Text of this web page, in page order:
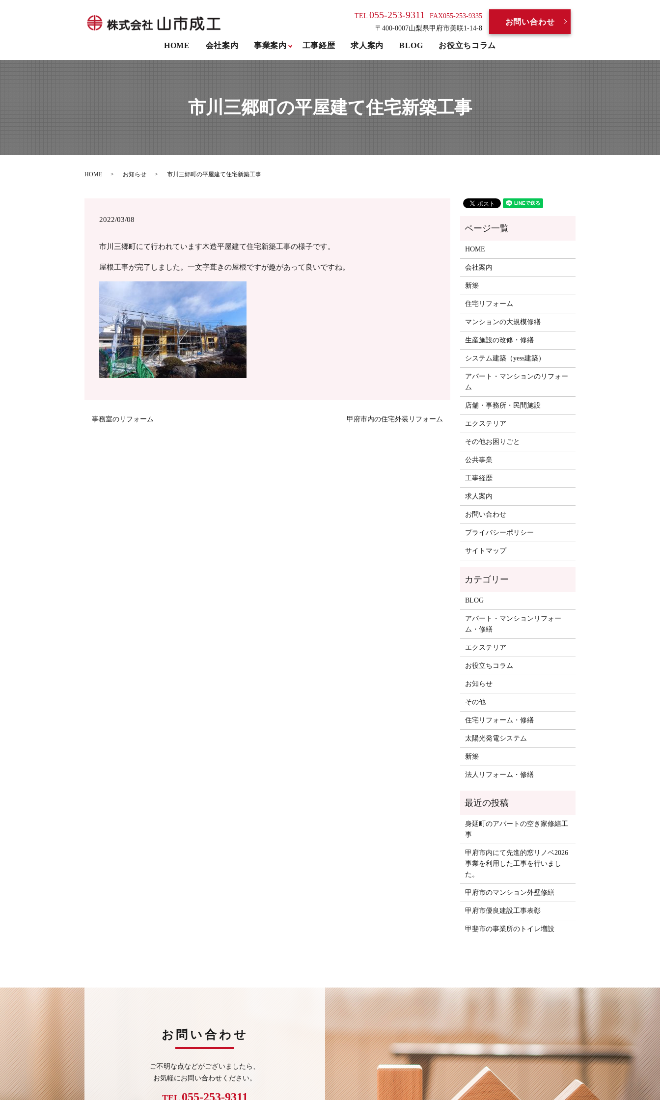
HOME 会社案内 事業案内 工事経歴 求人案内 BLOG お役立ちコラム
TEL055-253-9311
FAX055-253-9335
〒400-0007山梨県甲府市美咲1-14-8
お問い合わせ
市川三郷町の平屋建て住宅新築工事
HOME お知らせ 市川三郷町の平屋建て住宅新築工事
2022/03/08
市川三郷町にて行われています木造平屋建て住宅新築工事の様子です。
屋根工事が完了しました。一文字葺きの屋根ですが趣があって良いですね。
事務室のリフォーム 甲府市内の住宅外装リフォーム
HOME
会社案内
新築
住宅リフォーム
マンションの大規模修繕
生産施設の改修・修繕
システム建築（yess建築）
アパート・マンションのリフォー
ム
店舗・事務所・民間施設
エクステリア
その他お困りごと
公共事業
工事経歴
求人案内
お問い合わせ
プライバシーポリシー
サイトマップ
BLOG
アパート・マンションリフォー
ム・修繕
エクステリア
お役立ちコラム
お知らせ
その他
住宅リフォーム・修繕
太陽光発電システム
新築
法人リフォーム・修繕
身延町のアパートの空き家修繕工
事
甲府市内にて先進的窓リノベ2026
事業を利用した工事を行いまし
た。
甲府市のマンション外壁修繕
甲府市優良建設工事表彰
甲斐市の事業所のトイレ増設
お問い合わせ
ご不明な点などがございましたら、
お気軽にお問い合わせください。
TEL 055-253-9311